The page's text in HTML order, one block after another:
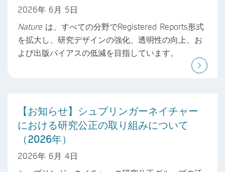
2026年 6月 5日
Natureは、すべての分野でRegistered Reports形式
を拡大し、研究デザインの強化、透明性の向上、お
よび出版バイアスの低減を目指しています。
【お知らせ】シュプリンガーネイチャー
における研究公正の取り組みについて
（2026年）
2026年 6月 4日